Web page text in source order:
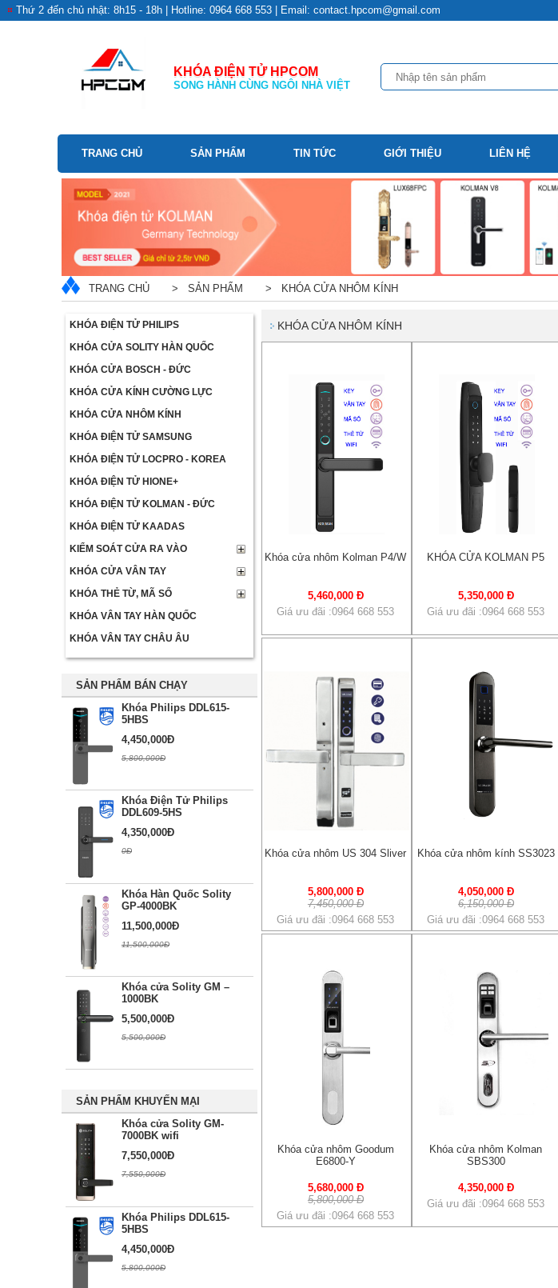
Thứ 2 đến chủ nhật: 8h15 - 18h | Hotline: 0964 668 553 | Email: contact.hpcom@gmail.com
KHÓA ĐIỆN TỬ HPCOM
SONG HÀNH CÙNG NGÔI NHÀ VIỆT
TRANG CHỦ SẢN PHẨM TIN TỨC GIỚI THIỆU LIÊN HỆ
TRANG CHỦ > SẢN PHẨM > KHÓA CỬA NHÔM KÍNH
KHÓA ĐIỆN TỬ PHILIPS
KHÓA CỬA SOLITY HÀN QUỐC
KHÓA CỬA BOSCH - ĐỨC
KHÓA CỬA KÍNH CƯỜNG LỰC
KHÓA CỬA NHÔM KÍNH
KHÓA ĐIỆN TỬ SAMSUNG
KHÓA ĐIỆN TỬ LOCPRO - KOREA
KHÓA ĐIỆN TỬ HIONE+
KHÓA ĐIỆN TỬ KOLMAN - ĐỨC
KHÓA ĐIỆN TỬ KAADAS
KIỂM SOÁT CỬA RA VÀO
KHÓA CỬA VÂN TAY
KHÓA THẺ TỪ, MÃ SỐ
KHÓA VÂN TAY HÀN QUỐC
KHÓA VÂN TAY CHÂU ÂU
SẢN PHẨM BÁN CHẠY
Khóa Philips DDL615-
5HBS
4,450,000Đ
5,800,000Đ
Khóa Điện Tử Philips
DDL609-5HS
4,350,000Đ
0Đ
Khóa Hàn Quốc Solity
GP-4000BK
11,500,000Đ
11,500,000Đ
Khóa cửa Solity GM –
1000BK
5,500,000Đ
5,500,000Đ
SẢN PHẨM KHUYẾN MẠI
Khóa cửa Solity GM-
7000BK wifi
7,550,000Đ
7,550,000Đ
Khóa Philips DDL615-
5HBS
4,450,000Đ
5,800,000Đ
KHÓA CỬA NHÔM KÍNH
Khóa cửa nhôm Kolman P4/W
5,460,000 Đ
Giá ưu đãi :0964 668 553
KHÓA CỬA KOLMAN P5
5,350,000 Đ
Giá ưu đãi :0964 668 553
Khóa cửa nhôm US 304 Sliver
5,800,000 Đ
7,450,000 Đ
Giá ưu đãi :0964 668 553
Khóa cửa nhôm kính SS3023
4,050,000 Đ
6,150,000 Đ
Giá ưu đãi :0964 668 553
Khóa cửa nhôm Goodum
E6800-Y
5,680,000 Đ
5,800,000 Đ
Giá ưu đãi :0964 668 553
Khóa cửa nhôm Kolman
SBS300
4,350,000 Đ
Giá ưu đãi :0964 668 553